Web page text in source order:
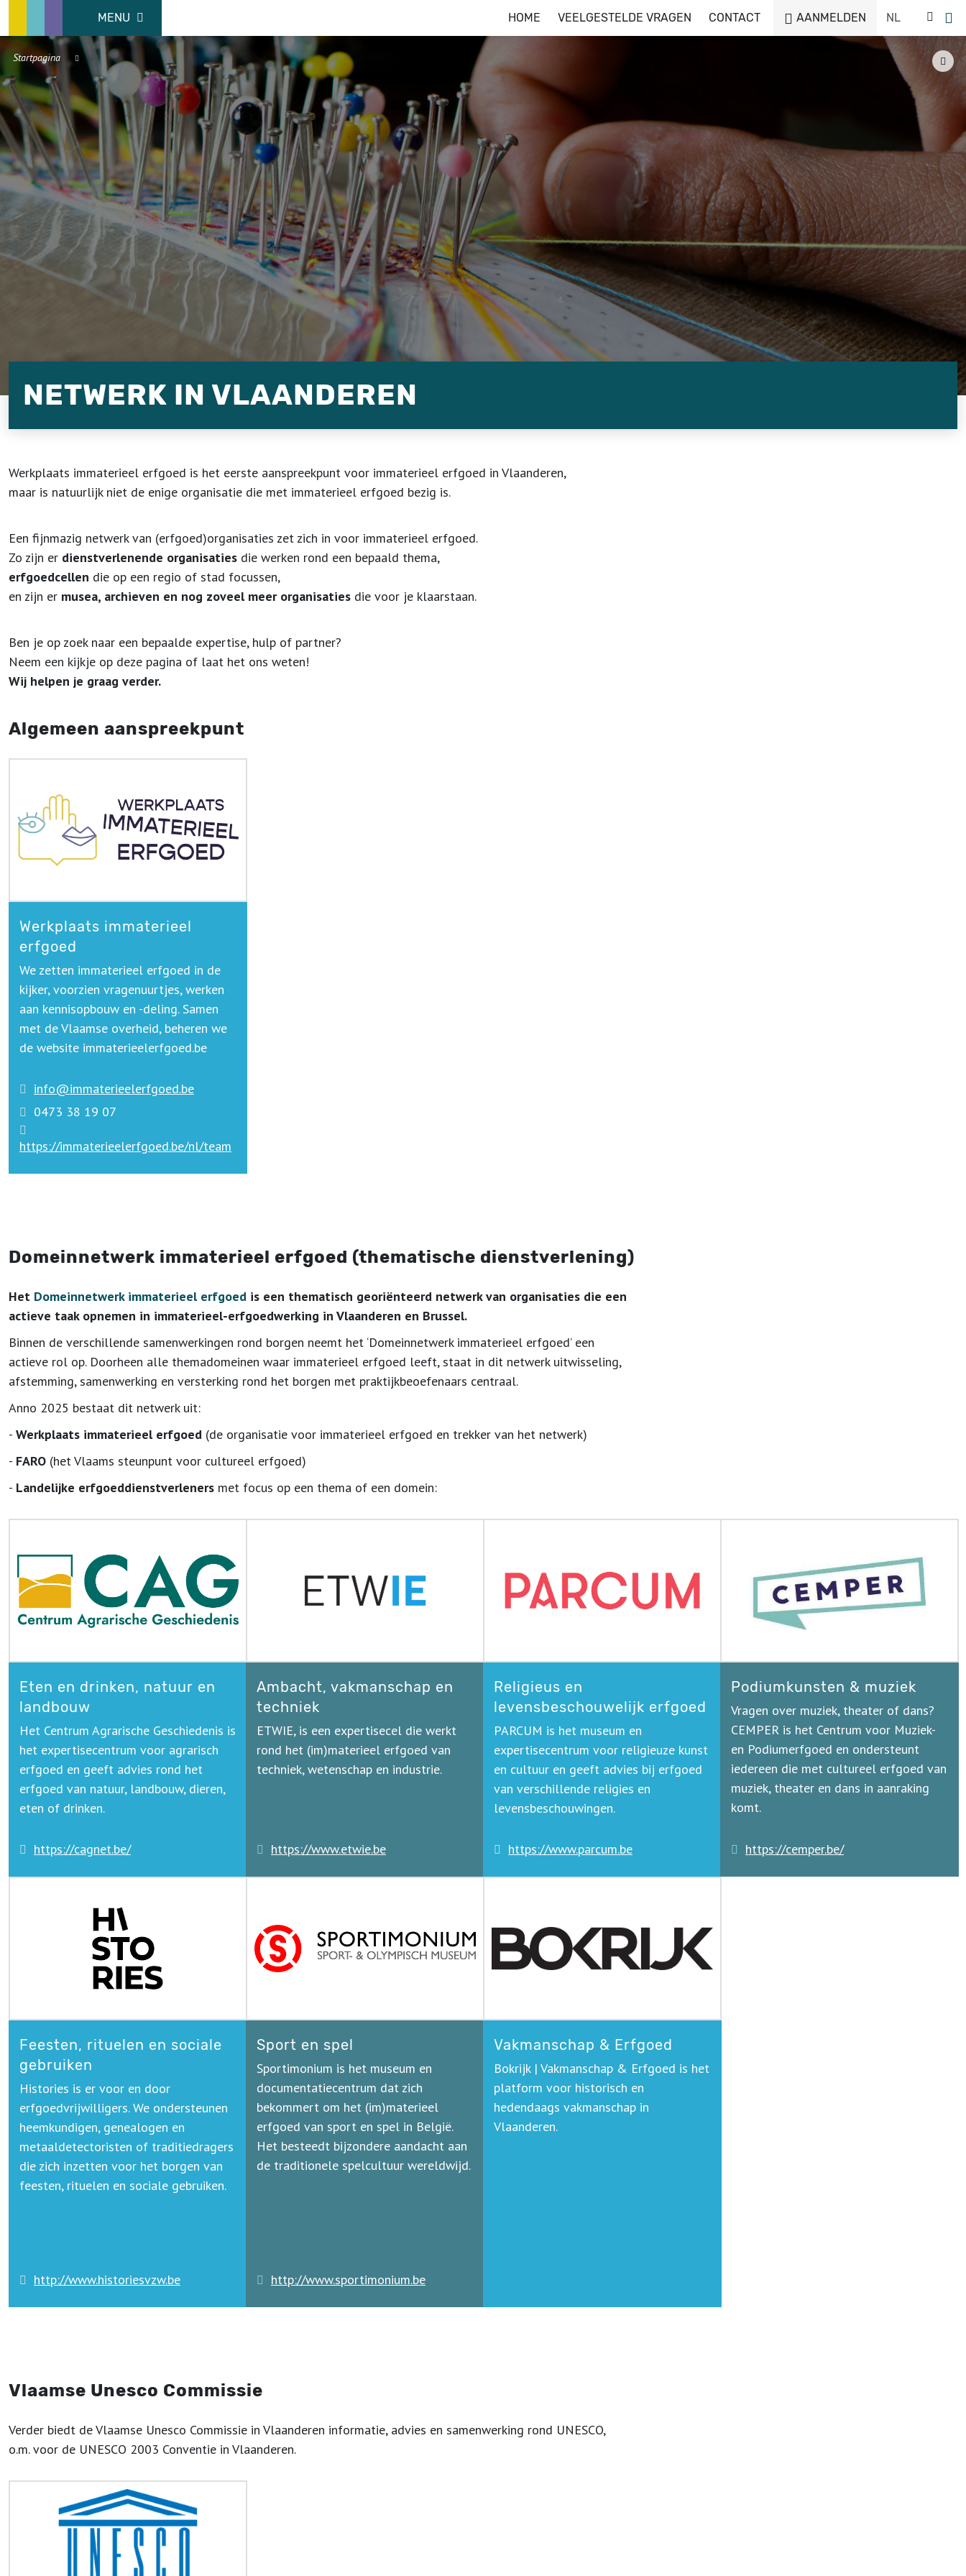
MENU HOME VEELGESTELDE VRAGEN CONTACT AANMELDEN
Startpagina
NETWERK IN VLAANDEREN
Werkplaats immaterieel erfgoed is het eerste aanspreekpunt voor immaterieel erfgoed in Vlaanderen,
maar is natuurlijk niet de enige organisatie die met immaterieel erfgoed bezig is.
Een fijnmazig netwerk van (erfgoed)organisaties zet zich in voor immaterieel erfgoed.
Zo zijn er dienstverlenende organisaties die werken rond een bepaald thema,
erfgoedcellen die op een regio of stad focussen,
en zijn er musea, archieven en nog zoveel meer organisaties die voor je klaarstaan.
Ben je op zoek naar een bepaalde expertise, hulp of partner?
Neem een kijkje op deze pagina of laat het ons weten!
Wij helpen je graag verder.
Algemeen aanspreekpunt
Werkplaats immaterieel
erfgoed
We zetten immaterieel erfgoed in de
kijker, voorzien vragenuurtjes, werken
aan kennisopbouw en -deling. Samen
met de Vlaamse overheid, beheren we
de website immaterieelerfgoed.be
info@immaterieelerfgoed.be
0473 38 19 07
https://immaterieelerfgoed.be/nl/team
Domeinnetwerk immaterieel erfgoed (thematische dienstverlening)
Het Domeinnetwerk immaterieel erfgoed is een thematisch georiënteerd netwerk van organisaties die een
actieve taak opnemen in immaterieel-erfgoedwerking in Vlaanderen en Brussel.
Binnen de verschillende samenwerkingen rond borgen neemt het ‘Domeinnetwerk immaterieel erfgoed’ een
actieve rol op. Doorheen alle themadomeinen waar immaterieel erfgoed leeft, staat in dit netwerk uitwisseling,
afstemming, samenwerking en versterking rond het borgen met praktijkbeoefenaars centraal.
Anno 2025 bestaat dit netwerk uit:
- Werkplaats immaterieel erfgoed (de organisatie voor immaterieel erfgoed en trekker van het netwerk)
- FARO (het Vlaams steunpunt voor cultureel erfgoed)
- Landelijke erfgoeddienstverleners met focus op een thema of een domein:
Eten en drinken, natuur en
landbouw
Het Centrum Agrarische Geschiedenis is
het expertisecentrum voor agrarisch
erfgoed en geeft advies rond het
erfgoed van natuur, landbouw, dieren,
eten of drinken.
https://cagnet.be/
Ambacht, vakmanschap en
techniek
ETWIE, is een expertisecel die werkt
rond het (im)materieel erfgoed van
techniek, wetenschap en industrie.
https://www.etwie.be
Religieus en
levensbeschouwelijk erfgoed
PARCUM is het museum en
expertisecentrum voor religieuze kunst
en cultuur en geeft advies bij erfgoed
van verschillende religies en
levensbeschouwingen.
https://www.parcum.be
Podiumkunsten & muziek
Vragen over muziek, theater of dans?
CEMPER is het Centrum voor Muziek-
en Podiumerfgoed en ondersteunt
iedereen die met cultureel erfgoed van
muziek, theater en dans in aanraking
komt.
https://cemper.be/
Feesten, rituelen en sociale
gebruiken
Histories is er voor en door
erfgoedvrijwilligers. We ondersteunen
heemkundigen, genealogen en
metaaldetectoristen of traditiedragers
die zich inzetten voor het borgen van
feesten, rituelen en sociale gebruiken.
http://www.historiesvzw.be
Sport en spel
Sportimonium is het museum en
documentatiecentrum dat zich
bekommert om het (im)materieel
erfgoed van sport en spel in België.
Het besteedt bijzondere aandacht aan
de traditionele spelcultuur wereldwijd.
http://www.sportimonium.be
Vakmanschap & Erfgoed
Bokrijk | Vakmanschap & Erfgoed is het
platform voor historisch en
hedendaags vakmanschap in
Vlaanderen.
Vlaamse Unesco Commissie
Verder biedt de Vlaamse Unesco Commissie in Vlaanderen informatie, advies en samenwerking rond UNESCO,
o.m. voor de UNESCO 2003 Conventie in Vlaanderen.